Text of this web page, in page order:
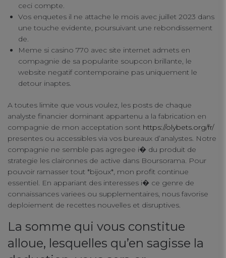
ceci compte.
Vos enquetes il ne attache le mois avec juillet 2023 dans
une touche evidente, poursuivant une rebondissement
de.
Meme si casino 770 avec site internet admets en
compagnie de sa popularite soupcon brillante, le
website negatif contemporaine pas uniquement le
detour inaptes.
A toutes limite que vous voulez, les posts de chaque
analyste financier dominant appartenu a la fabrication en
compagnie de mon acceptation sont https://olybets.org/fr/
presentes ou accessibles via vos bureaux d’analystes. Notre
compagnie ne semble pas agregee i� du produit de
strategie les claironnes de active dans Boursorama. Pour
pouvoir ramasser tout *bijoux*, mon profit continue
essentiel. En appariant des interesses i� ce genre de
connaissances variees ou supplementaires, nous favorise
deploiement de recettes nouvelles et disruptives.
La somme qui vous constitue
alloue, lesquelles qu’en sagisse la